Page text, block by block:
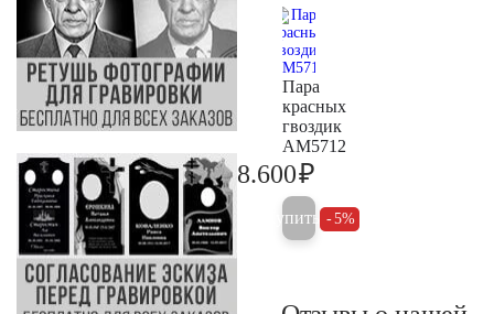
Пара
красных
гвоздик
AM5712
8.600₽
Купить 5%